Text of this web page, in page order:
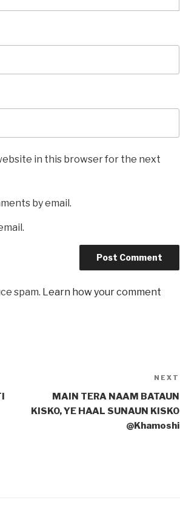
in this browser for the next
by email.
spam. Learn how your comment
NEXT
MAIN TERA NAAM BATAUN
KISKO, YE HAAL SUNAUN KISKO
@Khamoshi